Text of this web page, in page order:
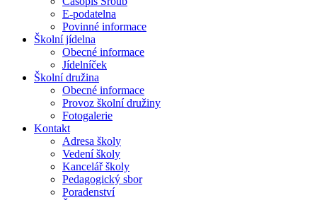
E-podatelna
Povinné informace
Školní jídelna
Obecné informace
Jídelníček
Školní družina
Obecné informace
Provoz školní družiny
Fotogalerie
Kontakt
Adresa školy
Vedení školy
Kancelář školy
Pedagogický sbor
Poradenství